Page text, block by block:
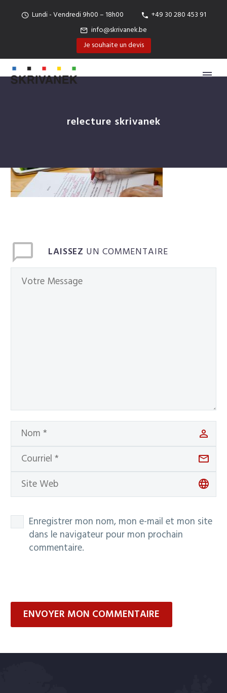
Lundi - Vendredi 9h00 – 18h00
+49 30 280 453 91
info@skrivanek.be
Je souhaite un devis
relecture skrivanek
LAISSEZ UN COMMENTAIRE
Enregistrer mon nom, mon e-mail et mon site
dans le navigateur pour mon prochain
commentaire.
ENVOYER MON COMMENTAIRE